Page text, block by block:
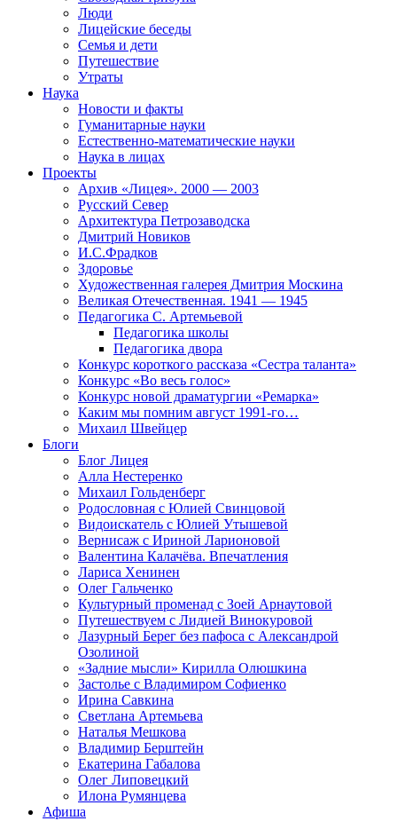
Люди
Лицейские беседы
Семья и дети
Путешествие
Утраты
Наука
Новости и факты
Гуманитарные науки
Естественно-математические науки
Наука в лицах
Проекты
Архив «Лицея». 2000 — 2003
Русский Север
Архитектура Петрозаводска
Дмитрий Новиков
И.С.Фрадков
Здоровье
Художественная галерея Дмитрия Москина
Великая Отечественная. 1941 — 1945
Педагогика С. Артемьевой
Педагогика школы
Педагогика двора
Конкурс короткого рассказа «Сестра таланта»
Конкурс «Во весь голос»
Конкурс новой драматургии «Ремарка»
Каким мы помним август 1991-го…
Михаил Швейцер
Блоги
Блог Лицея
Алла Нестеренко
Михаил Гольденберг
Родословная с Юлией Свинцовой
Видоискатель с Юлией Утышевой
Вернисаж с Ириной Ларионовой
Валентина Калачёва. Впечатления
Лариса Хенинен
Олег Гальченко
Культурный променад с Зоей Арнаутовой
Путешествуем с Лидией Винокуровой
Лазурный Берег без пафоса с Александрой
Озолиной
«Задние мысли» Кирилла Олюшкина
Застолье с Владимиром Софиенко
Ирина Савкина
Светлана Артемьева
Наталья Мешкова
Владимир Берштейн
Екатерина Габалова
Олег Липовецкий
Илона Румянцева
Афиша